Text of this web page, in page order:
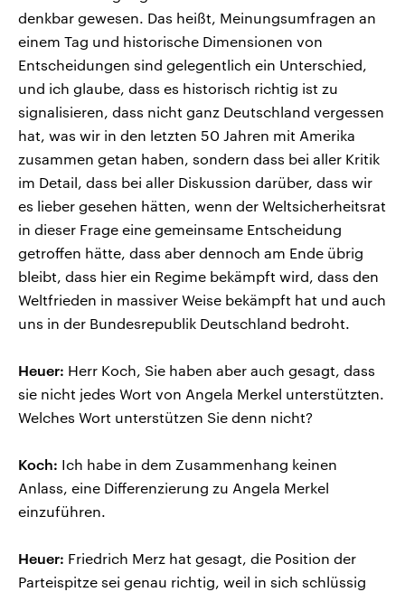
denkbar gewesen. Das heißt, Meinungsumfragen an
einem Tag und historische Dimensionen von
Entscheidungen sind gelegentlich ein Unterschied,
und ich glaube, dass es historisch richtig ist zu
signalisieren, dass nicht ganz Deutschland vergessen
hat, was wir in den letzten 50 Jahren mit Amerika
zusammen getan haben, sondern dass bei aller Kritik
im Detail, dass bei aller Diskussion darüber, dass wir
es lieber gesehen hätten, wenn der Weltsicherheitsrat
in dieser Frage eine gemeinsame Entscheidung
getroffen hätte, dass aber dennoch am Ende übrig
bleibt, dass hier ein Regime bekämpft wird, dass den
Weltfrieden in massiver Weise bekämpft hat und auch
uns in der Bundesrepublik Deutschland bedroht.
Heuer: Herr Koch, Sie haben aber auch gesagt, dass
sie nicht jedes Wort von Angela Merkel unterstützten.
Welches Wort unterstützen Sie denn nicht?
Koch: Ich habe in dem Zusammenhang keinen
Anlass, eine Differenzierung zu Angela Merkel
einzuführen.
Heuer: Friedrich Merz hat gesagt, die Position der
Parteispitze sei genau richtig, weil in sich schlüssig